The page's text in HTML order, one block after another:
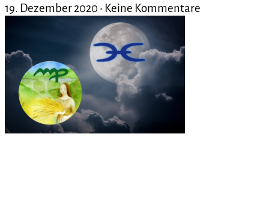
19. Dezember 2020
Keine Kommentare